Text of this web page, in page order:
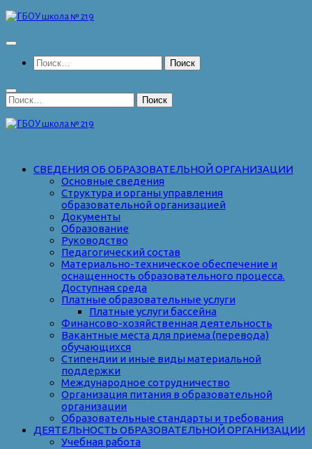
Перейти
содержимому
Найти:
Найти:
СВЕДЕНИЯ ОБ ОБРАЗОВАТЕЛЬНОЙ ОРГАНИЗАЦИИ
Основные сведения
Структура и органы управления
образовательной организацией
Документы
Образование
Руководство
Педагогический состав
Материально-техническое обеспечение и
оснащенность образовательного процесса.
Доступная среда
Платные образовательные услуги
Платные услуги бассейна
Финансово-хозяйственная деятельность
Вакантные места для приема (перевода)
обучающихся
Стипендии и иные виды материальной
поддержки
Международное сотрудничество
Организация питания в образовательной
организации
Образовательные стандарты и требования
ДЕЯТЕЛЬНОСТЬ ОБРАЗОВАТЕЛЬНОЙ ОРГАНИЗАЦИИ
Учебная работа